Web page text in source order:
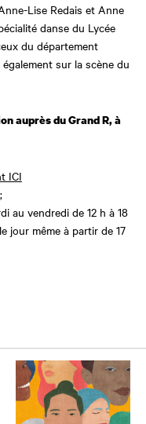
Lise Redais et Anne
danse du Lycée
du département
sur la scène du
auprès du Grand R, à
ICI
au vendredi de 12 h à 18
jour même à partir de 17